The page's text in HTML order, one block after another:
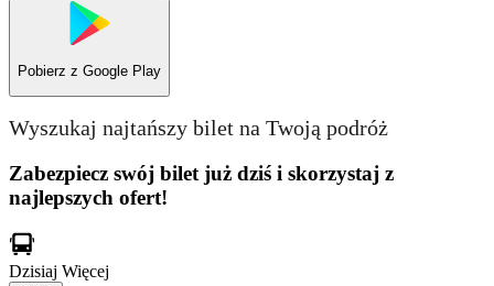
Pobierz z Google Play
Wyszukaj najtańszy bilet na Twoją podróż
Zabezpiecz swój bilet już dziś i skorzystaj z
najlepszych ofert!
Dzisiaj Więcej